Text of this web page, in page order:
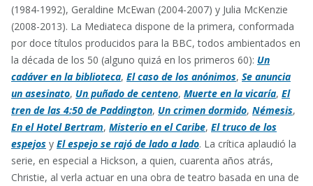
(1984-1992), Geraldine McEwan (2004-2007) y Julia McKenzie
(2008-2013). La Mediateca dispone de la primera, conformada
por doce títulos producidos para la BBC, todos ambientados en
la década de los 50 (alguno quizá en los primeros 60): Un
cadáver en la biblioteca, El caso de los anónimos, Se anuncia
un asesinato, Un puñado de centeno, Muerte en la vicaría, El
tren de las 4:50 de Paddington, Un crimen dormido, Némesis,
En el Hotel Bertram, Misterio en el Caribe, El truco de los
espejos y El espejo se rajó de lado a lado. La crítica aplaudió la
serie, en especial a Hickson, a quien, cuarenta años atrás,
Christie, al verla actuar en una obra de teatro basada en una de